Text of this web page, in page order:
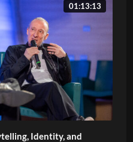
01:13:13
Identity, and